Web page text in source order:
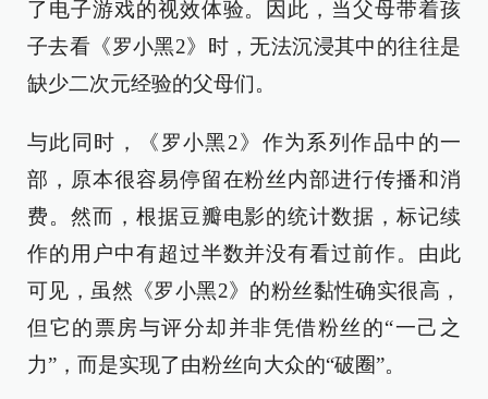
了电子游戏的视效体验。因此，当父母带着孩
子去看《罗小黑2》时，无法沉浸其中的往往是
缺少二次元经验的父母们。
与此同时，《罗小黑2》作为系列作品中的一
部，原本很容易停留在粉丝内部进行传播和消
费。然而，根据豆瓣电影的统计数据，标记续
作的用户中有超过半数并没有看过前作。由此
可见，虽然《罗小黑2》的粉丝黏性确实很高，
但它的票房与评分却并非凭借粉丝的“一己之
力”，而是实现了由粉丝向大众的“破圈”。